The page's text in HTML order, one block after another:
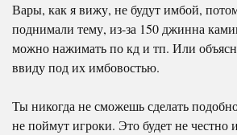
Вары, как я вижу, не будут имбой,
поднимали тему, из-за 150 джинна
можно нажимать по кд и тп. Или
ввиду под их имбовостью.
Ты никогда не сможешь сделать
не поймут игроки. Это будет не честно